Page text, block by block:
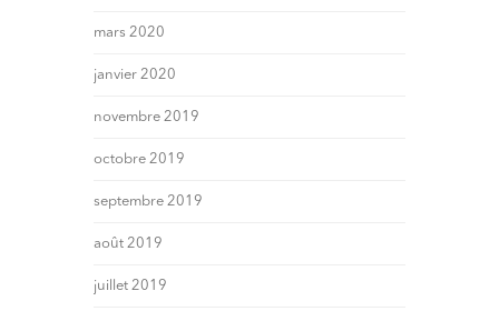
mars 2020
janvier 2020
novembre 2019
octobre 2019
septembre 2019
août 2019
juillet 2019